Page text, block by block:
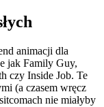
animacji dla
jak Family Guy,
czy Inside Job. Te
(a czasem wręcz
nie miałyby